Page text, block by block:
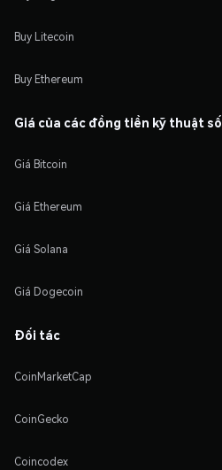
Buy Litecoin
Buy Ethereum
Giá của các đồng tiền kỹ thuật số
Giá Bitcoin
Giá Ethereum
Giá Solana
Giá Dogecoin
Đối tác
CoinMarketCap
CoinGecko
Coincodex